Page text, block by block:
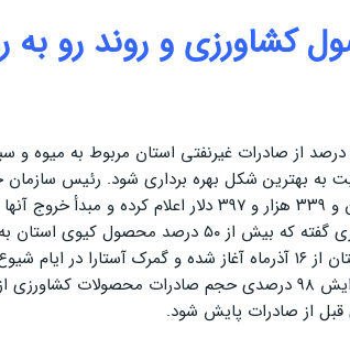
به نقل از استاندار گیلان، در حال حاضر ۴۱ درصد از
کیوی از باغ های مثمره گیلان در سال
که امسال صادرات کیوی از مرز این شهرستان از ۱۶
کشاورزی آستارا هم امسال با اشاره به افزایش ۹۸
قبل از صادرات پایش شود.